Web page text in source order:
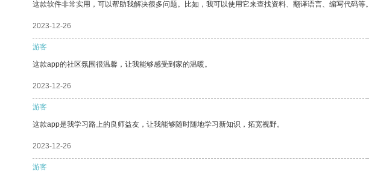
这款软件非常实用，可以帮助我解决很多问题。比如，我可以使用它来查找资料、翻译语言、编写代码等。
2023-12-26
游客
这款app的社区氛围很温馨，让我能够感受到家的温暖。
2023-12-26
游客
这款app是我学习路上的良师益友，让我能够随时随地学习新知识，拓宽视野。
2023-12-26
游客